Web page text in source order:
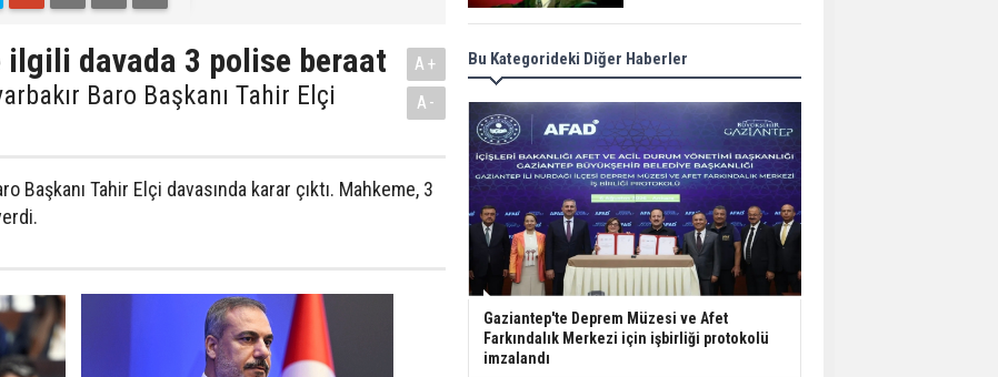
ilgili davada 3 polise beraat
Baro Başkanı Tahir Elçi
A+
A-
Başkanı Tahir Elçi davasında karar çıktı. Mahkeme, 3
Meral Akşener ile
Müsavat Dervişoğlu
cenazede görüntülendi
29 Mayıs okullar tatil mi?
Bilim kurgu
gerçekleşiyor...
Dondurulmuş insanları
hayata döndürecek keşif
Bu Kategorideki Diğer Haberler
Gaziantep'te Deprem Müzesi ve Afet
Farkındalık Merkezi için işbirliği protokolü
imzalandı